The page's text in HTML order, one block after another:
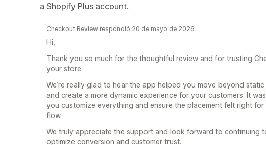
a Shopify Plus account.
Checkout Review respondió 20 de mayo de 2026
Hi,
Thank you so much for the thoughtful review and for trusting
your store.
We’re really glad to hear the app helped you move beyond
and create a more dynamic experience for your customers. It
you customize everything and ensure the placement felt right
flow.
We truly appreciate the support and look forward to continuing
optimize conversion and customer trust.